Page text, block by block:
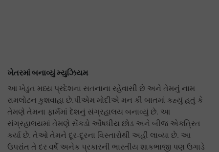
ખેતરમાં બનાવ્યું મ્યુઝિયમ
આ ખેડુત મધ્ય પ્રદેશના સતનાના રહેવાસી છે અને તેમનું નામ
રામલોટન કુશવાહા છે.પીએમ મોદીએ મન કી બાતમાં કહ્યું હતું કે
તેમણે તેમના ફાર્મમાં દેશનું સંગ્રહાલય બનાવ્યું છે. આ
સંગ્રહાલયમાં તેમણે સેંકડો ઔષધીય છોડ અને બીજ એકત્રિત
કર્યા છે. તેઓ તેમને દૂર-દૂરના વિસ્તારોથી અહીં લાવ્યા છે. આ
ઉપરાંત તે દર વર્ષે અનેક પ્રકારની ભારતીય શાકભાજી પણ ઉગાડે